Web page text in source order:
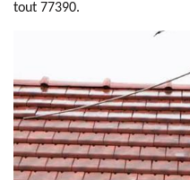
tout 77390.